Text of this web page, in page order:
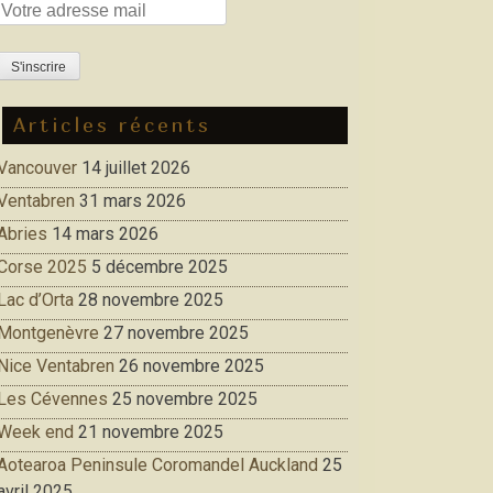
Articles récents
14 juillet 2026
31 mars 2026
14 mars 2026
2025 5 décembre 2025
Lac d’Orta 28 novembre 2025
Montgenèvre 27 novembre 2025
Nice Ventabren 26 novembre 2025
Les Cévennes 25 novembre 2025
end 21 novembre 2025
Peninsule Coromandel Auckland 25